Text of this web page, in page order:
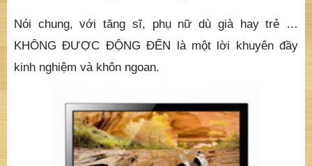
Nói chung, với tăng sĩ, phụ nữ dù già hay trẻ …
KHÔNG ĐƯỢC ĐỘNG ĐẾN là một lời khuyên đầy
kinh nghiệm và khôn ngoan.